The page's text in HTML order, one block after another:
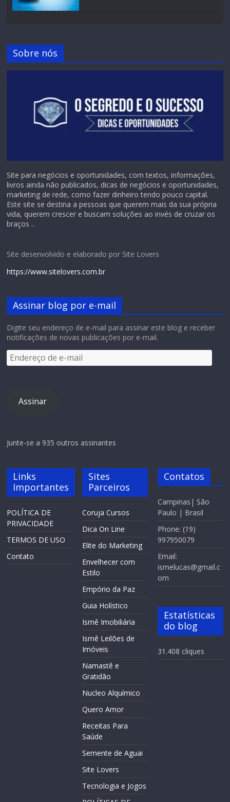
Sobre nós
Site para negócios e oportunidades, com textos, informações,
livros ainda não publicados, dicas de negócios e oportunidades,
marketing de rede, como fazer dinheiro tendo pouco capital.
Este site se destina a pessoas que querem mais da sua própria
vida, querem crescer e buscam soluções ao invés de cruzar os
braços ..
Site desenvolvido e elaborado por Site Lovers
https://www.sitelovers.com.br
Assinar blog por e-mail
Digite seu endereço de e-mail para assinar este blog e receber
notificações de novas publicações por e-mail.
Assinar
Junte-se a 935 outros assinantes
Links
Importantes
POLÍTICA DE
PRIVACIDADE
TERMOS DE USO
Contato
Sites
Parceiros
Coruja Cursos
Dica On Line
Elite do Marketing
Envelhecer com
Estilo
Empório da Paz
Guia Holístico
Ismê Imobiliária
Ismê Leilões de
Imóveis
Namastê e
Gratidão
Nucleo Alquímico
Quero Amor
Receitas Para
Saúde
Semente de Aguai
Site Lovers
Tecnologia e Jogos
Contatos
Campinas| São
Paulo | Brasil
Phone: (19)
997950079
Email:
ismelucas@gmail.c
om
Estatísticas
do blog
31.408 cliques